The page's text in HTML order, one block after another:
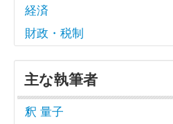
経済
財政・税制
主な執筆者
釈 量子